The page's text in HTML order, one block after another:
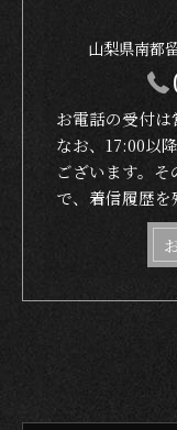
山梨県南都
お電話の受付は
なお、17:00以
ございます。
で、着信履歴を